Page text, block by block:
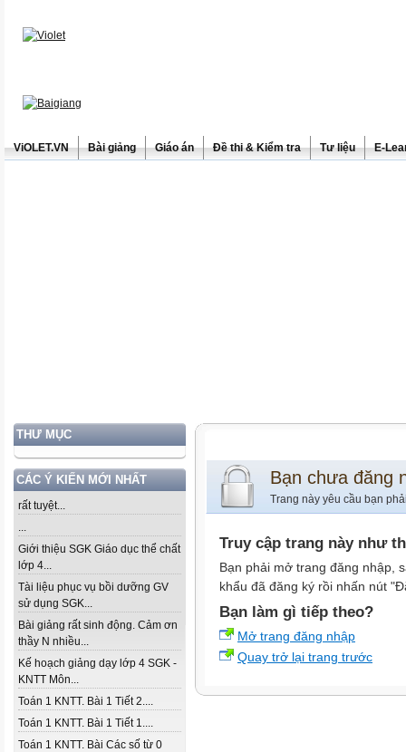
ViOLET.VN Bài giảng Giáo án Đề thi & Kiểm tra Tư liệu E-
THƯ MỤC
CÁC Ý KIẾN MỚI NHẤT
rất tuyệt...
...
Giới thiệu SGK Giáo dục thể chất
lớp 4...
Tài liệu phục vụ bồi dưỡng GV
sử dụng SGK...
Bài giảng rất sinh động. Cảm ơn
thầy N nhiều...
Kế hoạch giảng dạy lớp 4 SGK -
KNTT Môn...
Toán 1 KNTT. Bài 1 Tiết 2....
Toán 1 KNTT. Bài 1 Tiết 1....
Toán 1 KNTT. Bài Các số từ 0
Bạn chưa đăng
Trang này yêu cầu bạn
Truy cập trang này như
Bạn phải mở trang đăng nhập,
khẩu đã đăng ký rồi nhấn nút
Bạn làm gì tiếp theo?
Mở trang đăng nhập
Quay trở lại trang trước